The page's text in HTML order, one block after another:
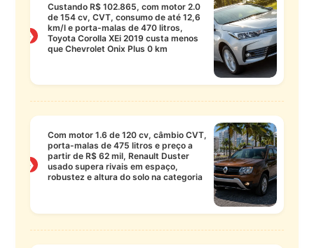
❯
Custando R$ 102.865, com motor 2.0
de 154 cv, CVT, consumo de até 12,6
km/l e porta-malas de 470 litros,
Toyota Corolla XEi 2019 custa menos
que Chevrolet Onix Plus 0 km
❯
Com motor 1.6 de 120 cv, câmbio CVT,
porta-malas de 475 litros e preço a
partir de R$ 62 mil, Renault Duster
usado supera rivais em espaço,
robustez e altura do solo na categoria